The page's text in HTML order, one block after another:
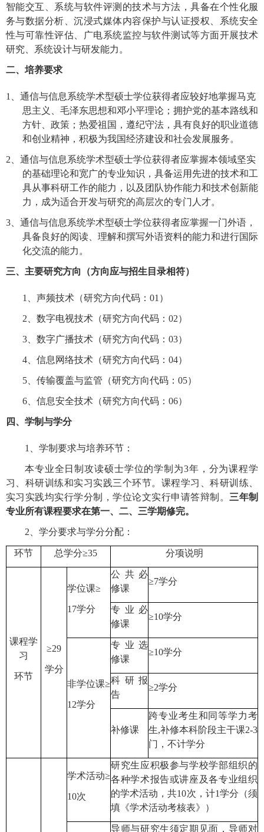
智能交互、系统与软件评测的技术与方法，具备在个性化服
务与数据分析、沉浸式媒体内容保护与认证授权、系统安全
性与可靠性评估、广电系统监控与软件测试等方面开展技术
研究、系统设计与研发能力。
二、培养要求
1、 通信与信息系统学术型硕士学位获得者应较好地掌握马克
思主义、毛泽东思想和邓小平理论；拥护党的基本路线和
方针、政策；热爱祖国，遵纪守法，具有良好的职业道德
和创业精神，积极为我国经济建设和社会发展服务。
2、 通信与信息系统学术型硕士学位获得者应掌握本领域坚实
的基础理论和宽广的专业知识，具备运用先进的技术和工
具从事科研工作的能力，以及团队协作能力和技术创新能
力，成为适合开发与研究的高层次的专门人才。
3、 通信与信息系统学术型硕士学位获得者应掌握一门外语，
具备良好的阅读、理解和撰写外语资料的能力和进行国际
化交流的能力。
三、主要研究方向（方向应与招生目录相符）
1、 声频技术 （研究方向代码： 01 ）
2、 数字电视技术 （研究方向代码： 02）
3、 数字广播技术 （研究方向代码： 03）
4、 信息网络技术 （研究方向代码： 04）
5、 传输覆盖与监管 （研究方向代码： 05）
6、 信息安全技术 （研究方向代码： 06）
四、学制与学分
1 、学制要求与培养环节：
本专业全日制攻读硕士学位的学制为3年，分为课程学
习、科研训练和实习实践三个环节。课程学习、科研训练、
实习实践均实行学分制，学位论文实行申请答辩制。 三年制
专业所有课程要求在第一、二、三学期修完。
2 、学分要求与学分分配：
环节 总学分≥35 分项说明
课程学
习
环节
≥29
学分
学位课≥
17学分
公共必
修课
≥7学分
专业必
修课
≥10学分
非学位课≥
12学分
专业选
修课
≥10学分
科研报
告
≥2学分
补修课
跨专业考生和同等学力考
生,补修本科阶段主干课2-3
门，不计学分
学术活动≥
10次
研究生应积极参与学校学部组织的
各种学术报告或讲座及各专业组织
的学术活动，共10次，计1学分（须
填《学术活动考核表》）
导师与研究生须定期见面，导师对